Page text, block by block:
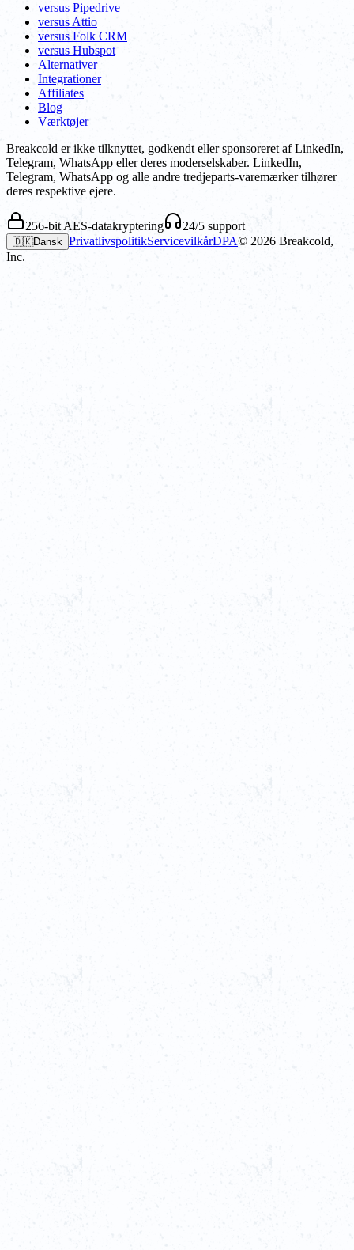
versus Pipedrive
versus Attio
versus Folk CRM
versus Hubspot
Alternativer
Integrationer
Affiliates
Blog
Værktøjer
Breakcold er ikke tilknyttet, godkendt eller sponsoreret af LinkedIn,
Telegram, WhatsApp eller deres moderselskaber. LinkedIn,
Telegram, WhatsApp og alle andre tredjeparts-varemærker tilhører
deres respektive ejere.
256-bit AES-datakryptering 24/5 support
🇩🇰Dansk PrivatlivspolitikServicevilkårDPA© 2026 Breakcold,
Inc.